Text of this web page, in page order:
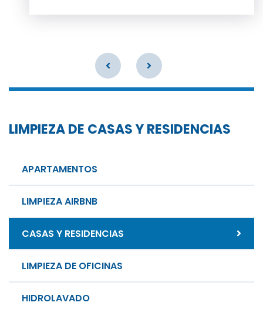
LIMPIEZA DE CASAS Y RESIDENCIAS
APARTAMENTOS
LIMPIEZA AIRBNB
CASAS Y RESIDENCIAS
LIMPIEZA DE OFICINAS
HIDROLAVADO